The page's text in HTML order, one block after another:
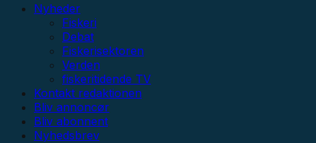
Nyheder
Fiskeri
Debat
Fiskerisektoren
Verden
fiskeritidende TV
Kontakt redaktionen
Bliv annoncør
Bliv abonnent
Nyhedsbrev